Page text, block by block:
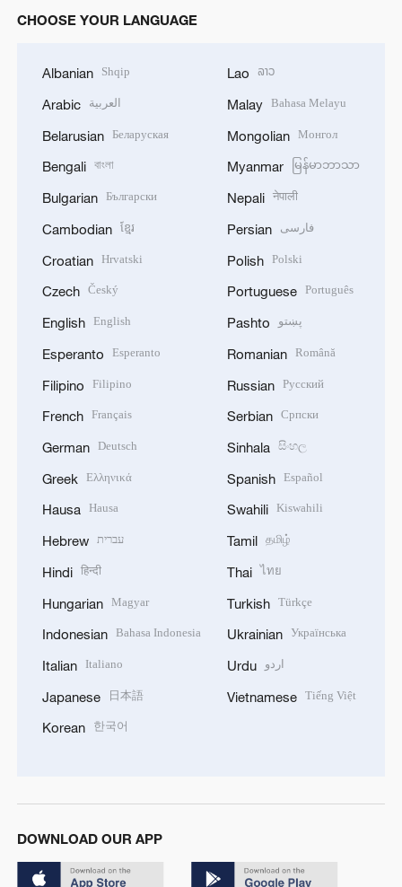
CHOOSE YOUR LANGUAGE
Albanian Shqip
Arabic العربية
Belarusian Беларуская
Bengali বাংলা
Bulgarian Български
Cambodian ខ្មែរ
Croatian Hrvatski
Czech Český
English English
Esperanto Esperanto
Filipino Filipino
French Français
German Deutsch
Greek Ελληνικά
Hausa Hausa
Hebrew עברית
Hindi हिन्दी
Hungarian Magyar
Indonesian Bahasa Indonesia
Italian Italiano
Japanese 日本語
Korean 한국어
Lao ລາວ
Malay Bahasa Melayu
Mongolian Монгол
Myanmar မြန်မာဘာသာ
Nepali नेपाली
Persian فارسی
Polish Polski
Portuguese Português
Pashto پښتو
Romanian Română
Russian Русский
Serbian Српски
Sinhala සිංහල
Spanish Español
Swahili Kiswahili
Tamil தமிழ்
Thai ไทย
Turkish Türkçe
Ukrainian Українська
Urdu اردو
Vietnamese Tiếng Việt
DOWNLOAD OUR APP